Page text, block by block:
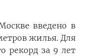
введено в
жилья. Для
рекорд за 9 лет